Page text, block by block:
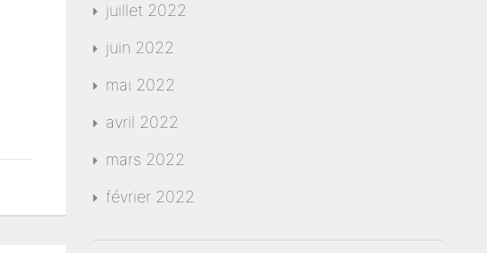
juillet 2022
juin 2022
mai 2022
avril 2022
mars 2022
février 2022